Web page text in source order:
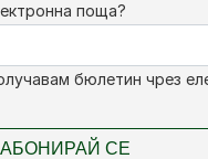
поща?
бюлетин чрез
АБОНИРАЙ СЕ